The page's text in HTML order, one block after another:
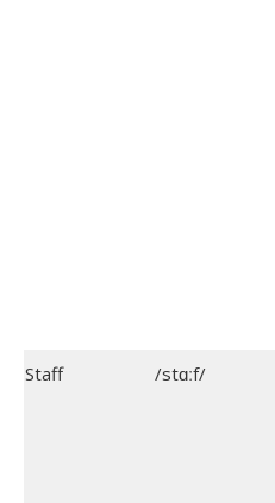
Staff
/stɑːf/